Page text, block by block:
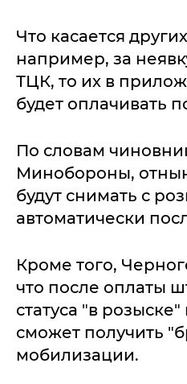
Что касается
например, за
ТЦК, то их в
будет оплачивать
По словам
Минобороны,
будут снимать с
автоматически
Кроме того,
что после оплаты
статуса "в
сможет получить
мобилизации.